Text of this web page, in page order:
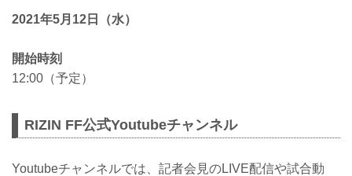
2021年5月12日（水）
開始時刻
12:00（予定）
RIZIN FF公式Youtubeチャンネル
Youtubeチャンネルでは、記者会見のLIVE配信や試合動